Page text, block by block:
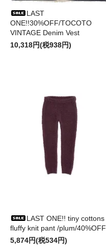
LAST
ONE!!30%OFF/TOCOTO
VINTAGE Denim Vest
10,318円(税938円)
LAST ONE!! tiny cottons
fluffy knit pant /plum/40%OFF
5,874円(税534円)